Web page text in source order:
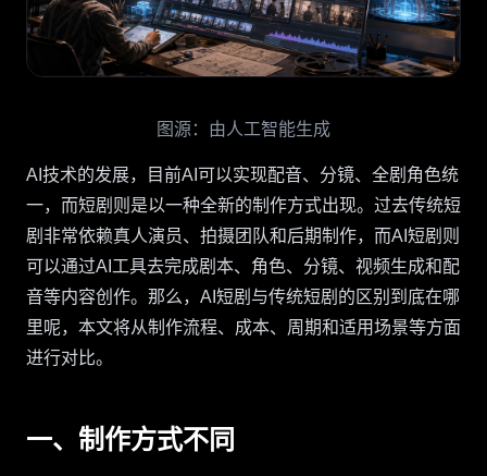
图源：由人工智能生成
AI技术的发展，目前AI可以实现配音、分镜、全剧角色统
一，而短剧则是以一种全新的制作方式出现。过去传统短
剧非常依赖真人演员、拍摄团队和后期制作，而AI短剧则
可以通过AI工具去完成剧本、角色、分镜、视频生成和配
音等内容创作。那么，AI短剧与传统短剧的区别到底在哪
里呢，本文将从制作流程、成本、周期和适用场景等方面
进行对比。
一、制作方式不同